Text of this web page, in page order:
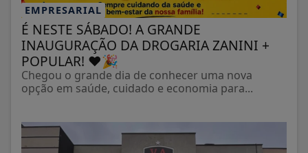
EMPRESARIAL
É NESTE SÁBADO! A GRANDE
INAUGURAÇÃO DA DROGARIA ZANINI +
POPULAR! ❤️🎉
Chegou o grande dia de conhecer uma nova
opção em saúde, cuidado e economia para...